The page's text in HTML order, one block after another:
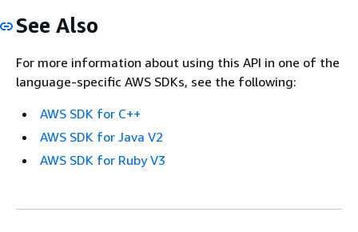
See Also
For more information about using this API in one of the
language-specific AWS SDKs, see the following:
AWS SDK for C++
AWS SDK for Java V2
AWS SDK for Ruby V3